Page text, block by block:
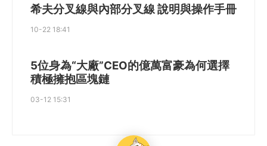
希夫分叉線與內部分叉線 說明與操作手冊
10-22 18:41
5位身為“大廠”CEO的億萬富豪為何選擇
積極擁抱區塊鏈
03-12 15:31